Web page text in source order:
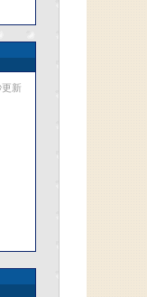
新